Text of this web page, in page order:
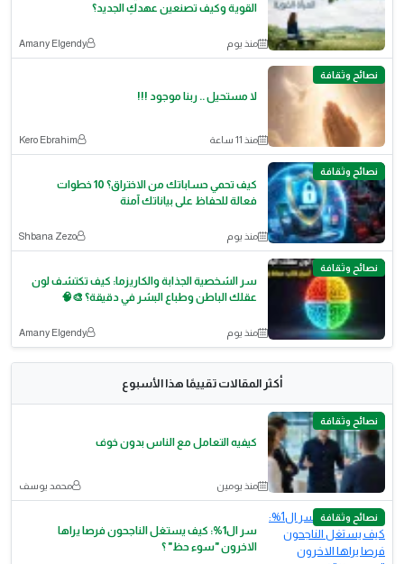
القوية وكيف تصنعين عهدكِ الجديد؟
منذ يوم Amany Elgendy
نصائح وثقافة
لا مستحيل .. ربنا موجود !!!
منذ 11 ساعة Kero Ebrahim
نصائح وثقافة
كيف تحمي حساباتك من الاختراق؟ 10 خطوات
فعالة للحفاظ على بياناتك آمنة
منذ يوم Shbana Zezo
نصائح وثقافة
سر الشخصية الجذابة والكاريزما: كيف تكتشف لون
عقلك الباطن وطباع البشر في دقيقة؟ 🎨🧠
منذ يوم Amany Elgendy
أكثر المقالات تقييمًا هذا الأسبوع
نصائح وثقافة
كيفيه التعامل مع الناس بدون خوف
منذ يومين محمد يوسف
نصائح وثقافة
سر ال1%: كيف يستغل الناجحون فرصا يراها
الاخرون "سوء حظ" ؟